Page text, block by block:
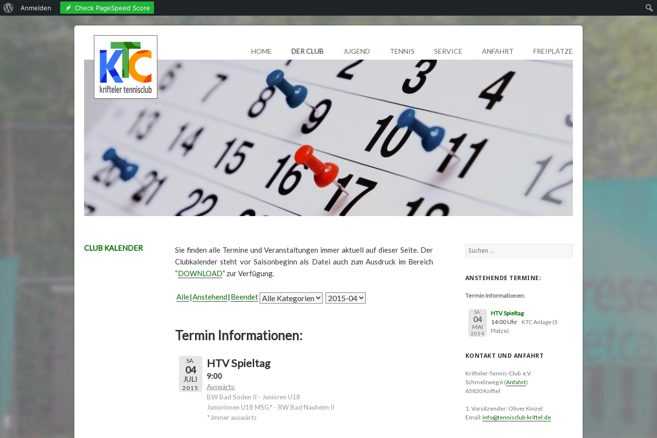
HOME DER CLUB JUGEND TENNIS SERVICE ANFAHRT FREIPLÄTZE
CLUB KALENDER
Suchen
nach:
ANSTEHENDE TERMINE:
Termin Informationen:
SA.
04
MAI
2024
HTV Spieltag
14:00 Uhr
KTC Anlage (5
Plätze)
KONTAKT UND ANFAHRT
Krifteler-Tennis-Club e.V.
Schmelzweg 6 (Anfahrt)
65830 Kriftel
1. Vorsitzender: Oliver Kinzel
Email: info@tennisclub-kriftel.de
Sie finden alle Termine und Veranstaltungen immer aktuell auf dieser Seite. Der
Clubkalender steht vor Saisonbeginn als Datei auch zum Ausdruck im Bereich
“DOWNLOAD” zur Verfügung.
Alle Anstehend Beendet
Termin Informationen:
SA.
04
JULI
2015
HTV Spieltag
9:00
Auswärts:
BW Bad Soden II - Junioren U18
Juniorinnen U18 MSG* - RW Bad Nauheim II
* immer auswärts
Über
Anmelden Check PageSpeed Score